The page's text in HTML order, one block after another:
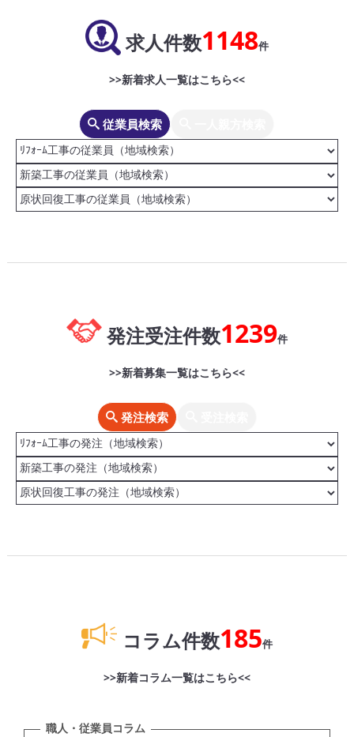
求人件数1148件
>>新着求人一覧はこちら<<
従業員検索
発注受注件数1239件
>>新着募集一覧はこちら<<
発注検索
コラム件数185件
>>新着コラム一覧はこちら<<
職人・従業員コラム